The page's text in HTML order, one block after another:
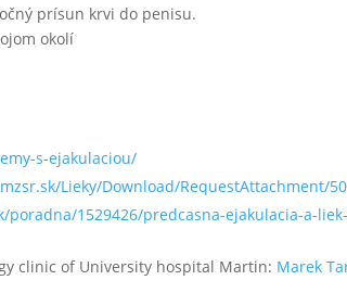
prísun krvi do penisu.
okolí
s-ejakulaciou/
Lieky/Download/RequestAttachment/
1529426/predcasna-ejakulacia-a-
clinic of University hospital Martin: Marek